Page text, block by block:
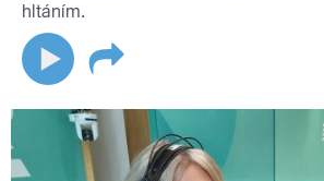
hltáním.